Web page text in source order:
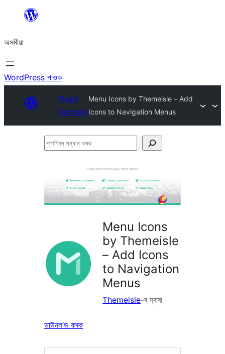
বিষয়বস্তুলৈ
যাওক
অসমীয়া
WordPress পাওক
Plugin
Directory
Menu Icons by Themeisle – Add
Icons to Navigation Menus
প্লাগিনৰ
Menu Icons
by Themeisle
– Add Icons
to Navigation
Menus
Themeisle-ৰ দ্বাৰা
ডাউনল’ড কৰক